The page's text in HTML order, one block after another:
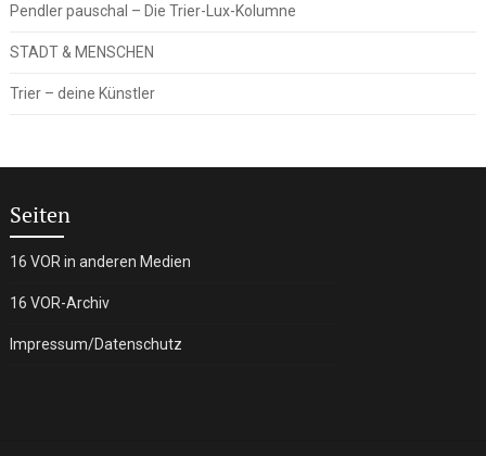
Pendler pauschal – Die Trier-Lux-Kolumne
STADT & MENSCHEN
Trier – deine Künstler
Seiten
16 VOR in anderen Medien
16 VOR-Archiv
Impressum/Datenschutz